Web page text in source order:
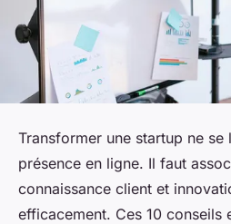
Transformer une startup ne
présence en ligne. Il faut
connaissance client et
efficacement. Ces 10 conseils